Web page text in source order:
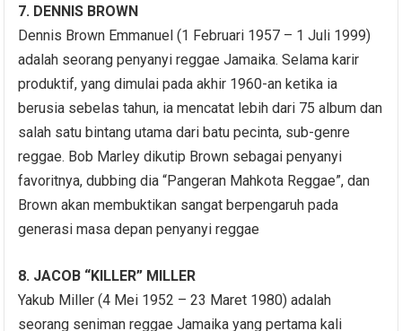
7. DENNIS BROWN
Dennis Brown Emmanuel (1 Februari 1957 – 1 Juli 1999)
adalah seorang penyanyi reggae Jamaika. Selama karir
produktif, yang dimulai pada akhir 1960-an ketika ia
berusia sebelas tahun, ia mencatat lebih dari 75 album dan
salah satu bintang utama dari batu pecinta, sub-genre
reggae. Bob Marley dikutip Brown sebagai penyanyi
favoritnya, dubbing dia “Pangeran Mahkota Reggae”, dan
Brown akan membuktikan sangat berpengaruh pada
generasi masa depan penyanyi reggae
8. JACOB “KILLER” MILLER
Yakub Miller (4 Mei 1952 – 23 Maret 1980) adalah
seorang seniman reggae Jamaika yang pertama kali